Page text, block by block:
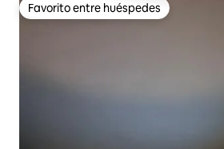
Favorito entre huéspedes
Favorito entre huéspedes